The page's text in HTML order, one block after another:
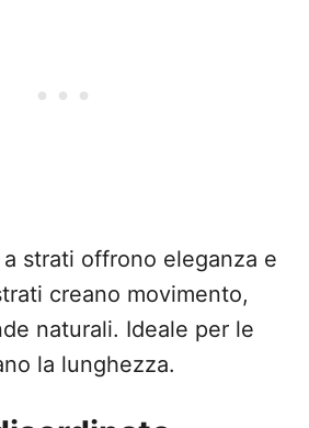
strati offrono eleganza e
creano movimento,
naturali. Ideale per le
la lunghezza.